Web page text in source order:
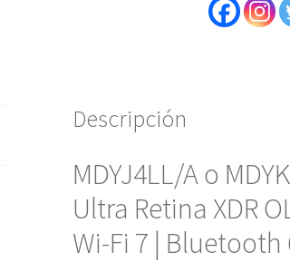
XDR
Descripción
MDYJ4LL/A o
Ultra Retina XDR
Wi-Fi 7 | Bluetooth